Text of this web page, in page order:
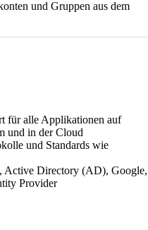
und Gruppen aus dem
für alle Applikationen auf
und in der Cloud
und Standards wie
Directory (AD), Google,
Provider